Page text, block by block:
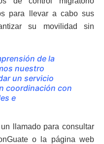
para llevar a cabo sus
su movilidad sin
de la
nuestro
un servicio
coordinación con
e
llamado para consultar
o la página web